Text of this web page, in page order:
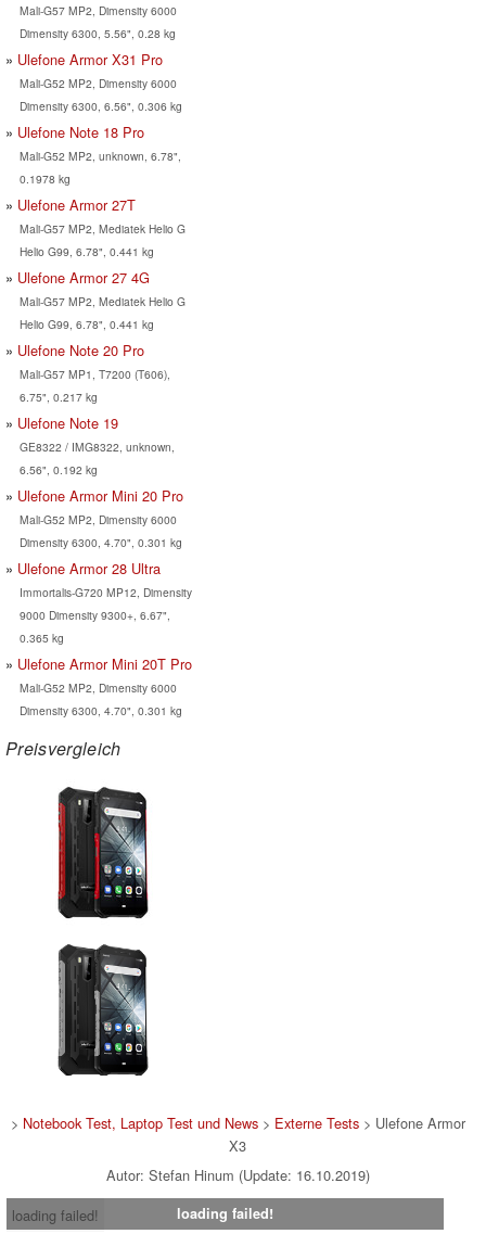
Mali-G57 MP2, Dimensity 6000
Dimensity 6300, 5.56", 0.28 kg
Ulefone Armor X31 Pro
Mali-G52 MP2, Dimensity 6000
Dimensity 6300, 6.56", 0.306 kg
Ulefone Note 18 Pro
Mali-G52 MP2, unknown, 6.78",
0.1978 kg
Ulefone Armor 27T
Mali-G57 MP2, Mediatek Helio G
Helio G99, 6.78", 0.441 kg
Ulefone Armor 27 4G
Mali-G57 MP2, Mediatek Helio G
Helio G99, 6.78", 0.441 kg
Ulefone Note 20 Pro
Mali-G57 MP1, T7200 (T606),
6.75", 0.217 kg
Ulefone Note 19
GE8322 / IMG8322, unknown,
6.56", 0.192 kg
Ulefone Armor Mini 20 Pro
Mali-G52 MP2, Dimensity 6000
Dimensity 6300, 4.70", 0.301 kg
Ulefone Armor 28 Ultra
Immortalis-G720 MP12, Dimensity
9000 Dimensity 9300+, 6.67",
0.365 kg
Ulefone Armor Mini 20T Pro
Mali-G52 MP2, Dimensity 6000
Dimensity 6300, 4.70", 0.301 kg
Preisvergleich
> Notebook Test, Laptop Test und News> Externe Tests> Ulefone Armor
X3
Autor: Stefan Hinum (Update: 16.10.2019)
loading failed!
loading failed!